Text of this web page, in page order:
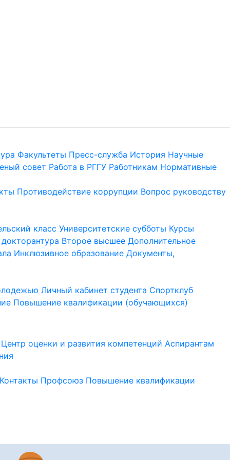
Факультеты Пресс-служба История Научные
совет Работа в РГГУ Работникам Нормативные
Противодействие коррупции Вопрос руководству
класс Университетские субботы Курсы
Второе высшее Дополнительное
Инклюзивное образование Документы,
Личный кабинет студента Спортклуб
Повышение квалификации (обучающихся)
Центр оценки и развития компетенций Аспирантам
Контакты Профсоюз Повышение квалификации